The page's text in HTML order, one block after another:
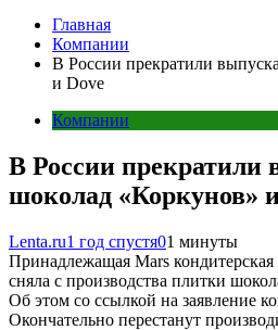
Главная
Компании
В России прекратили
и Dove
Компании
В России прекратили
шоколад «Коркунов»
Lenta.ru1 год спустя01 минуты
Принадлежащая Mars
сняла с производства плитки
Об этом со ссылкой на заявление
Окончательно перестанут